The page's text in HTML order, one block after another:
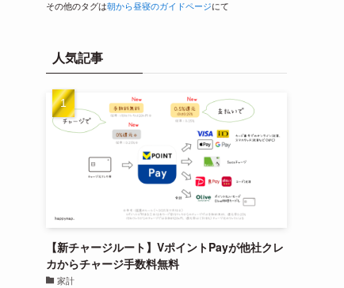
その他のタグは朝から昼寝のガイドページにて
人気記事
【新チャージルート】VポイントPayが他社クレ
カからチャージ手数料無料
家計